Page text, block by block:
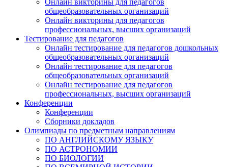
Онлайн викторины для педагогов
общеобразовательных организаций
Онлайн викторины для педагогов
профессиональных, высших организаций
Тестирование для педагогов
Онлайн тестирование для педагогов дошкольных
общеобразовательных организаций
Онлайн тестирование для педагогов
общеобразовательных организаций
Онлайн тестирование для педагогов
профессиональных, высших организаций
Конференции
Конференции
Сборники докладов
Олимпиады по предметным направлениям
ПО АНГЛИЙСКОМУ ЯЗЫКУ
ПО АСТРОНОМИИ
ПО БИОЛОГИИ